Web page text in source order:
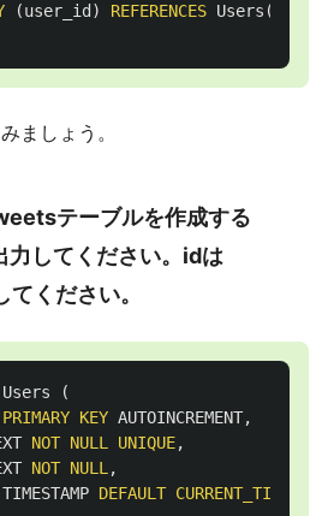
(user_id ) REFERENCES Users (
ましょう。
テーブルを作成する
してください。idは
ください。
Users
(
PRIMARY KEY AUTOINCREMENT,
NOT NULL UNIQUE,
NOT NULL ,
TIMESTAMP DEFAULT